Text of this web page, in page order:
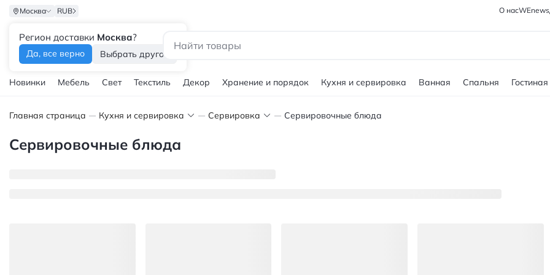
Москва
Регион доставки Москва?
Да, все верно Выбрать другой
RUB О насWEnews
Новинки Мебель Свет Текстиль Декор Хранение и порядок Кухня и сервировка Ванная Спальня Гостиная
Главная страница Кухня и сервировка Сервировка Сервировочные блюда
Сервировочные блюда